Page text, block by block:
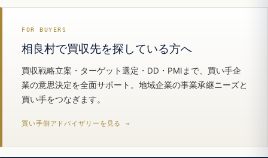
FOR BUYERS
相良村で買収先を探している方へ
買収戦略立案・ターゲット選定・DD・PMIまで、買い手企
業の意思決定を全面サポート。地域企業の事業承継ニーズと
買い手をつなぎます。
買い手側アドバイザリーを見る →